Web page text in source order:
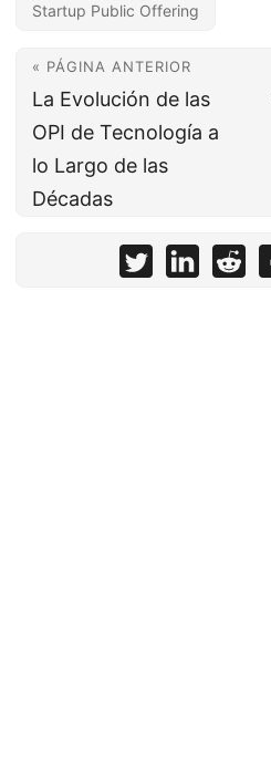
Startup Public Offering
« PÁGINA ANTERIOR
La Evolución de las
OPI de Tecnología a
lo Largo de las
Décadas